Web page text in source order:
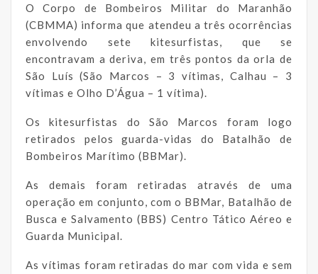
O Corpo de Bombeiros Militar do Maranhão
(CBMMA) informa que atendeu a três ocorrências
envolvendo sete kitesurfistas, que se
encontravam a deriva, em três pontos da orla de
São Luís (São Marcos – 3 vítimas, Calhau – 3
vítimas e Olho D’Água – 1 vítima).
Os kitesurfistas do São Marcos foram logo
retirados pelos guarda-vidas do Batalhão de
Bombeiros Marítimo (BBMar).
As demais foram retiradas através de uma
operação em conjunto, com o BBMar, Batalhão de
Busca e Salvamento (BBS) Centro Tático Aéreo e
Guarda Municipal.
As vítimas foram retiradas do mar com vida e sem